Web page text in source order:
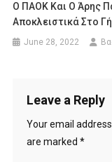
Ο ΠΑΟΚ Και Ο Άρης
Αποκλειστικά Στο
June 28, 2022
Leave a Reply
Your email
are marked *